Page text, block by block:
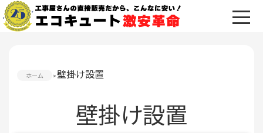
ホーム 壁掛け設置
壁掛け設置